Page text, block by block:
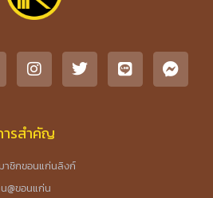
ารสำคัญ
าชิกขอนแก่นลิงก์
@ขอนแก่น